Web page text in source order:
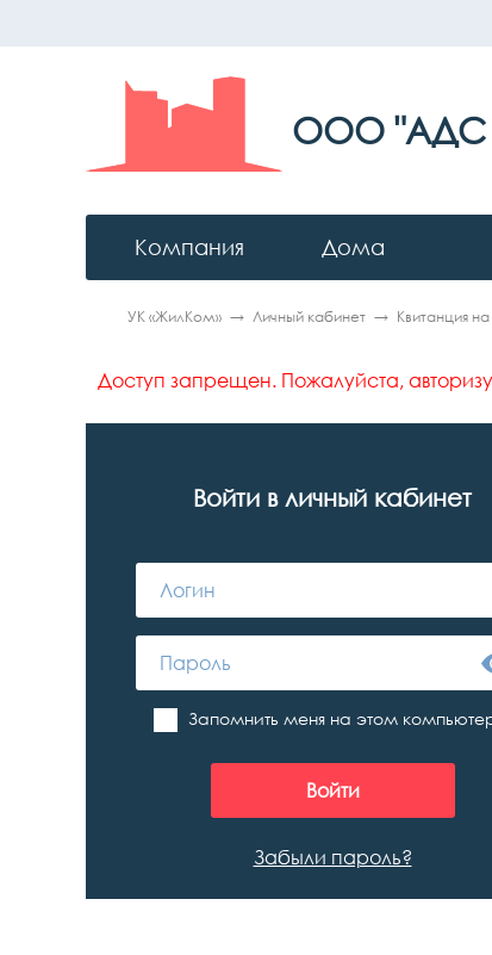
ООО "АДС
Компания Дома
УК «ЖилКом» Личный кабинет Квитанция
Доступ запрещен. Пожалуйста,
Войти в личный кабинет
Запомнить меня на этом
Забыли пароль?